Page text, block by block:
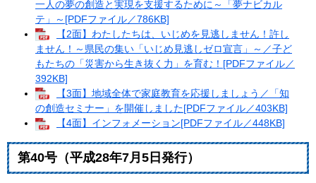
一人の夢の創造と実現を支援するために～「夢ナビカル
テ」～[PDFファイル／786KB]
【2面】わたしたちは、いじめを見逃しません！許し
ません！～県民の集い「いじめ見逃しゼロ宣言」～／子ど
もたちの「災害から生き抜く力」を育む！[PDFファイル／
392KB]
【3面】地域全体で家庭教育を応援しましょう／「知
の創造セミナー」を開催しました[PDFファイル／403KB]
【4面】インフォメーション[PDFファイル／448KB]
第40号（平成28年7月5日発行）